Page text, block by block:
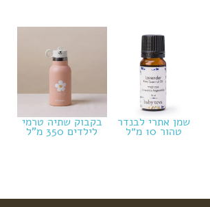
שמן אתרי לבנדר
טהור 10 מ״ל
בקבוק שתיה טרמי
לילדים 350 מ"ל